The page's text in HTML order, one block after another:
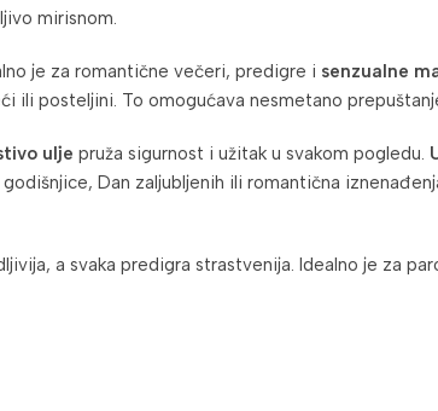
mirisnom.
je za romantične večeri, predigre i senzualne
ili posteljini. To omogućava nesmetano
ulje pruža sigurnost i užitak u svakom pogledu.
Dan zaljubljenih ili romantična
a svaka predigra strastvenija. Idealno je za